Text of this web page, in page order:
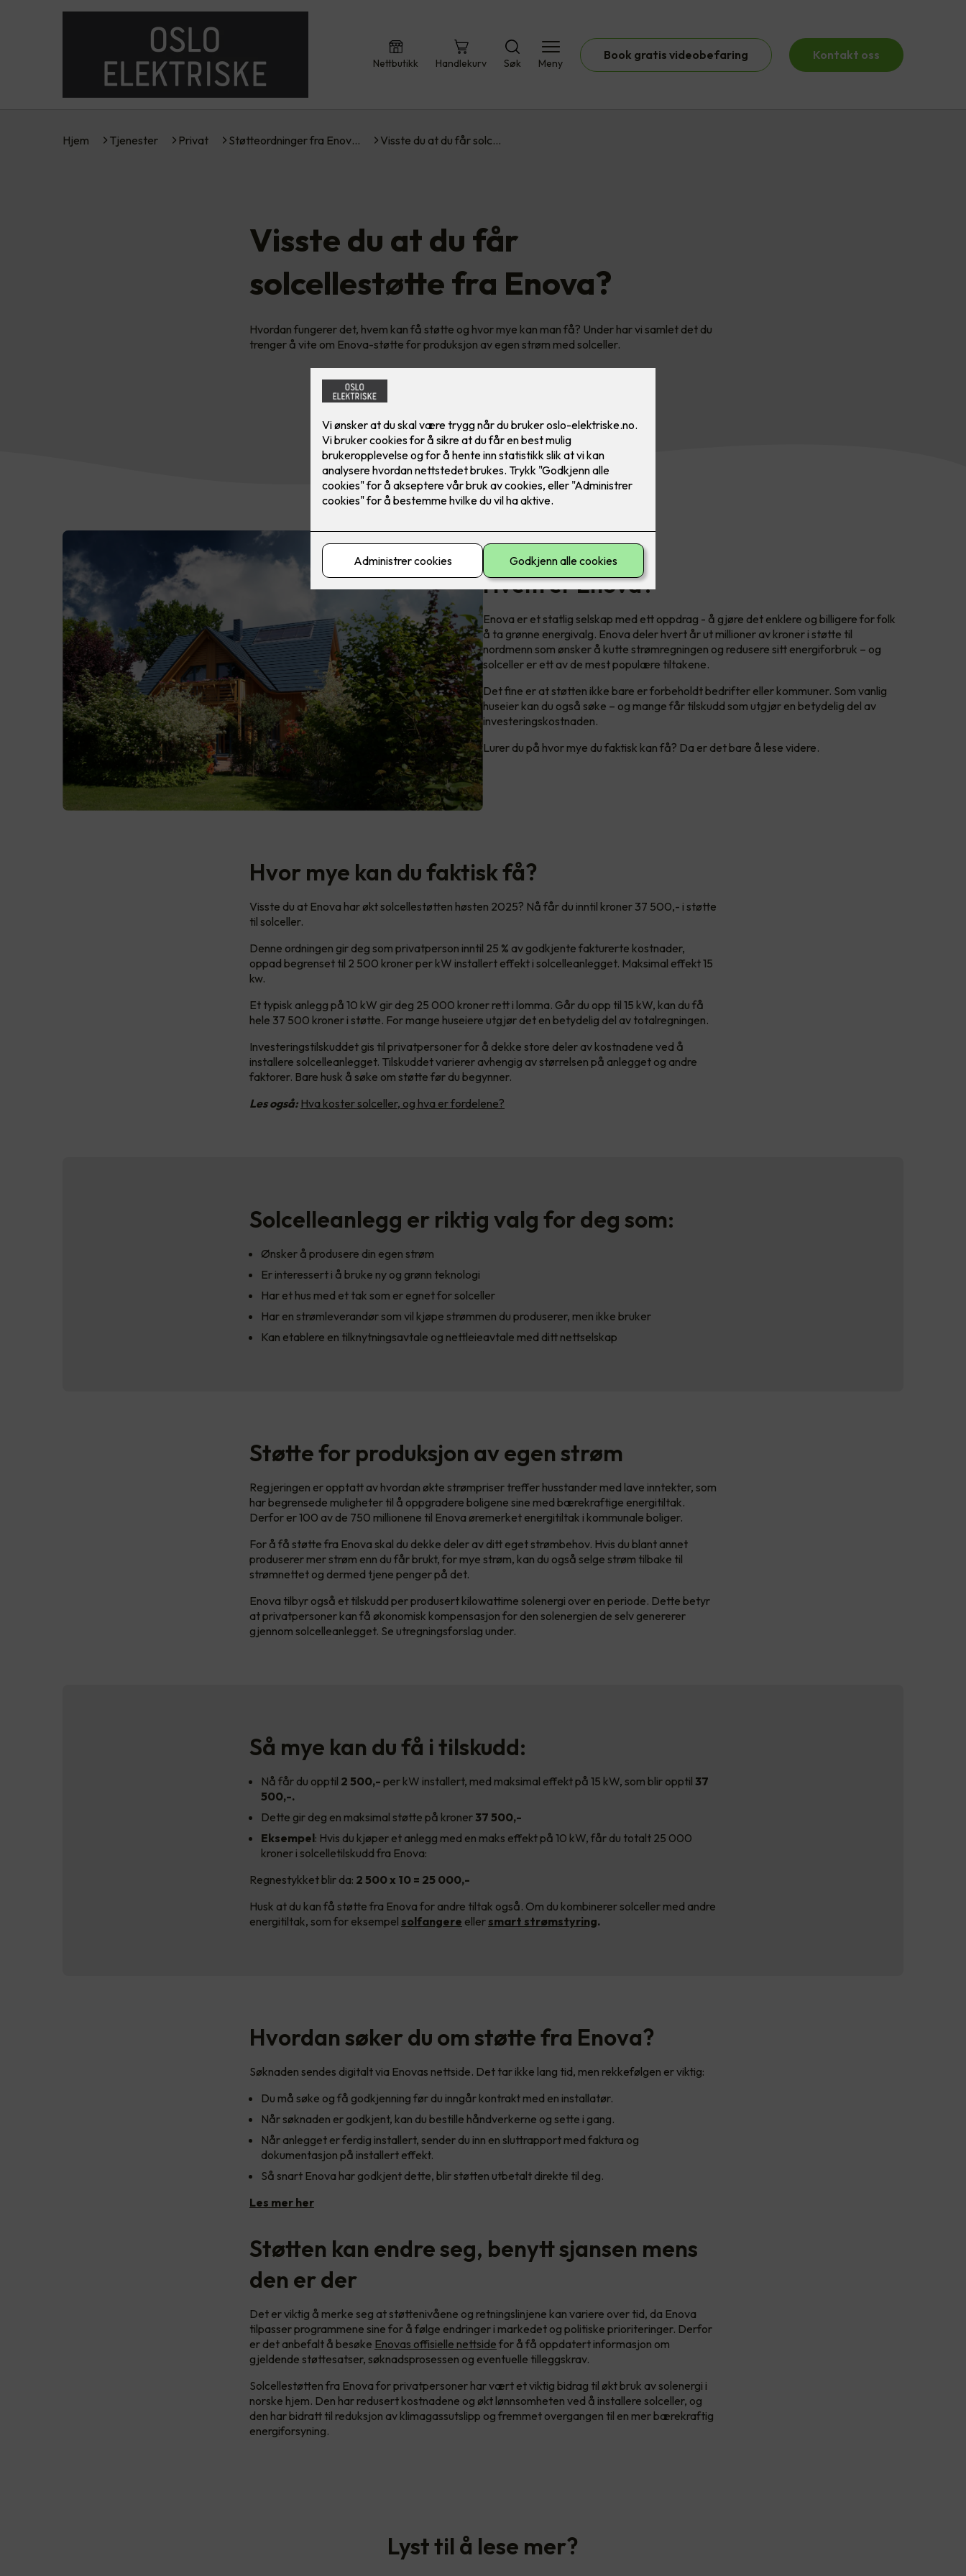
Nettbutikk Handlekurv Søk Meny
Book gratis videobefaring Kontakt oss
Hjem Tjenester Privat Støtteordninger fra Enov… Visste du at du får solc…
Visste du at du får
solcellestøtte fra Enova?
Hvordan fungerer det, hvem kan få støtte og hvor mye kan man få? Under har vi samlet det du
trenger å vite om Enova-støtte for produksjon av egen strøm med solceller.
Hvem er Enova?
Enova er et statlig selskap med ett oppdrag - å gjøre det enklere og billigere for folk
å ta grønne energivalg. Enova deler hvert år ut millioner av kroner i støtte til
nordmenn som ønsker å kutte strømregningen og redusere sitt energiforbruk – og
solceller er ett av de mest populære tiltakene.
Det fine er at støtten ikke bare er forbeholdt bedrifter eller kommuner. Som vanlig
huseier kan du også søke – og mange får tilskudd som utgjør en betydelig del av
investeringskostnaden.
Lurer du på hvor mye du faktisk kan få? Da er det bare å lese videre.
Hvor mye kan du faktisk få?
Visste du at Enova har økt solcellestøtten høsten 2025? Nå får du inntil kroner 37 500,- i støtte
til solceller.
Denne ordningen gir deg som privatperson inntil 25 % av godkjente fakturerte kostnader,
oppad begrenset til 2 500 kroner per kW installert effekt i solcelleanlegget. Maksimal effekt 15
kw.
Et typisk anlegg på 10 kW gir deg 25 000 kroner rett i lomma. Går du opp til 15 kW, kan du få
hele 37 500 kroner i støtte. For mange huseiere utgjør det en betydelig del av totalregningen.
Investeringstilskuddet gis til privatpersoner for å dekke store deler av kostnadene ved å
installere solcelleanlegget. Tilskuddet varierer avhengig av størrelsen på anlegget og andre
faktorer. Bare husk å søke om støtte før du begynner.
Les også: Hva koster solceller, og hva er fordelene?
Solcelleanlegg er riktig valg for deg som:
Ønsker å produsere din egen strøm
Er interessert i å bruke ny og grønn teknologi
Har et hus med et tak som er egnet for solceller
Har en strømleverandør som vil kjøpe strømmen du produserer, men ikke bruker
Kan etablere en tilknytningsavtale og nettleieavtale med ditt nettselskap
Støtte for produksjon av egen strøm
Regjeringen er opptatt av hvordan økte strømpriser treffer husstander med lave inntekter, som
har begrensede muligheter til å oppgradere boligene sine med bærekraftige energitiltak.
Derfor er 100 av de 750 millionene til Enova øremerket energitiltak i kommunale boliger.
For å få støtte fra Enova skal du dekke deler av ditt eget strømbehov. Hvis du blant annet
produserer mer strøm enn du får brukt, for mye strøm, kan du også selge strøm tilbake til
strømnettet og dermed tjene penger på det.
Enova tilbyr også et tilskudd per produsert kilowattime solenergi over en periode. Dette betyr
at privatpersoner kan få økonomisk kompensasjon for den solenergien de selv genererer
gjennom solcelleanlegget. Se utregningsforslag under.
Så mye kan du få i tilskudd:
Nå får du opptil 2 500,- per kW installert, med maksimal effekt på 15 kW, som blir opptil 37
500,-.
Dette gir deg en maksimal støtte på kroner37 500,-
Eksempel: Hvis du kjøper et anlegg med en maks effekt på 10 kW, får du totalt 25 000
kroner i solcelletilskudd fra Enova:
Regnestykket blir da: 2 500 x 10 = 25 000,-
Husk at du kan få støtte fra Enova for andre tiltak også. Om du kombinerer solceller med andre
energitiltak, som for eksempel solfangere eller smart strømstyring.
Hvordan søker du om støtte fra Enova?
Søknaden sendes digitalt via Enovas nettside. Det tar ikke lang tid, men rekkefølgen er viktig:
Du må søke og få godkjenning før du inngår kontrakt med en installatør.
Når søknaden er godkjent, kan du bestille håndverkerne og sette i gang.
Når anlegget er ferdig installert, sender du inn en sluttrapport med faktura og
dokumentasjon på installert effekt.
Så snart Enova har godkjent dette, blir støtten utbetalt direkte til deg.
Les mer her
Støtten kan endre seg, benytt sjansen mens
den er der
Det er viktig å merke seg at støttenivåene og retningslinjene kan variere over tid, da Enova
tilpasser programmene sine for å følge endringer i markedet og politiske prioriteringer. Derfor
er det anbefalt å besøke Enovas offisielle nettside for å få oppdatert informasjon om
gjeldende støttesatser, søknadsprosessen og eventuelle tilleggskrav.
Solcellestøtten fra Enova for privatpersoner har vært et viktig bidrag til økt bruk av solenergi i
norske hjem. Den har redusert kostnadene og økt lønnsomheten ved å installere solceller, og
den har bidratt til reduksjon av klimagassutslipp og fremmet overgangen til en mer bærekraftig
energiforsyning.
Lyst til å lese mer?